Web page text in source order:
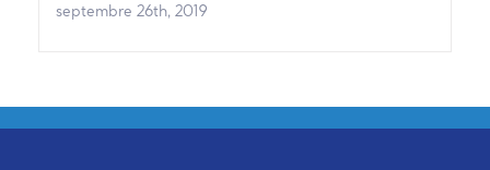
septembre 26th, 2019